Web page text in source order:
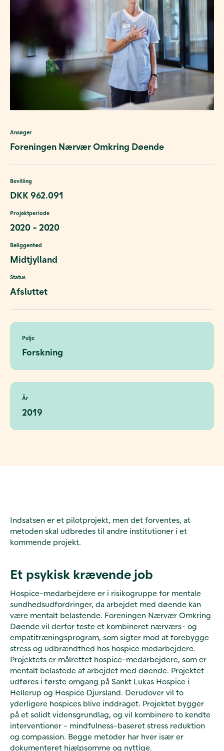
Ansøger
Foreningen Nærvær Omkring Døende
Bevilling
DKK 962.091
Projektperiode
2020 - 2020
Beliggenhed
Midtjylland
Status
Afsluttet
Pulje
Forskning
År
2019
Indsatsen er et pilotprojekt, men det forventes, at
metoden skal udbredes til andre institutioner i et
kommende projekt.
Et psykisk krævende job
Hospice-medarbejdere er i risikogruppe for mentale
sundhedsudfordringer, da arbejdet med døende kan
være mentalt belastende. Foreningen Nærvær Omkring
Døende vil derfor teste et kombineret nærværs- og
empatitræningsprogram, som sigter mod at forebygge
stress og udbrændthed hos hospice medarbejdere.
Projektets er målrettet hospice-medarbejdere, som er
mentalt belastede af arbejdet med døende. Projektet
udføres i første omgang på Sankt Lukas Hospice i
Hellerup og Hospice Djursland. Derudover vil to
yderligere hospices blive inddraget. Projektet bygger
på et solidt vidensgrundlag, og vil kombinere to kendte
interventioner - mindfulness-baseret stress reduktion
og compassion. Begge metoder har hver især er
dokumenteret hjælpsomme og nyttige.